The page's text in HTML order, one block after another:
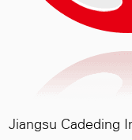
Jiangsu Cadeding